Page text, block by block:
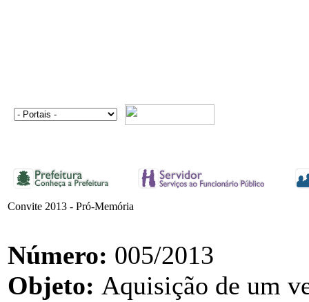
Convite 2013 - Pró-Memória
Número: 005/2013
Objeto: Aquisição de um